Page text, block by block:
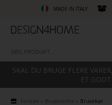
MADE IN ITALY
SKAL DU BRUGE FLERE
ET
Forside Bruseniche Brusekar